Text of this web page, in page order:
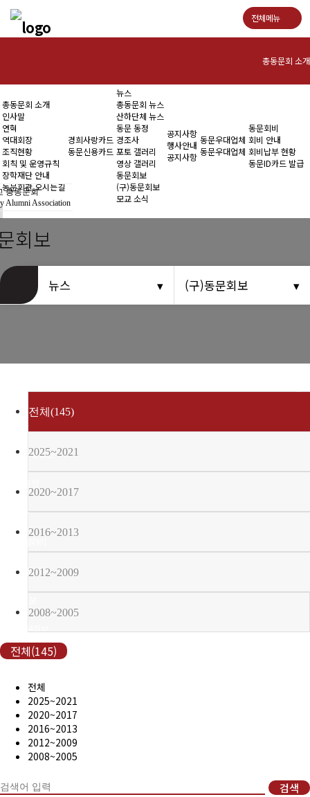
전체메뉴
총동문회 소개
인사말
연혁
역대회장
조직현황
회칙 및 운영규칙
장학재단 안내
동문회관 오시는길
총동문회 뉴스
산하단체 뉴스
동문 동정
경조사
영상 갤러리
(구)동문회보
모교 소식
행사안내
공지사항
총동문회 소개
인사말
연혁
역대회장
조직현황
회칙 및 운영규칙
장학재단 안내
동문회관 오시는길
경희사랑카드
동문신용카드
뉴스
총동문회 뉴스
산하단체 뉴스
동문 동정
경조사
포토 갤러리
영상 갤러리
동문회보
(구)동문회보
모교 소식
공지사항
행사안내
공지사항
동문우대업체
동문우대업체
동문회비
회비 안내
회비납부 현황
동문ID카드 발급
총동문회
Alumni Association
회보
뉴스 (구)동문회보
전체(145)
2025~2021
2020~2017
2016~2013
2012~2009
2008~2005
전체(145)
전체
2025~2021
2020~2017
2016~2013
2012~2009
2008~2005
검색